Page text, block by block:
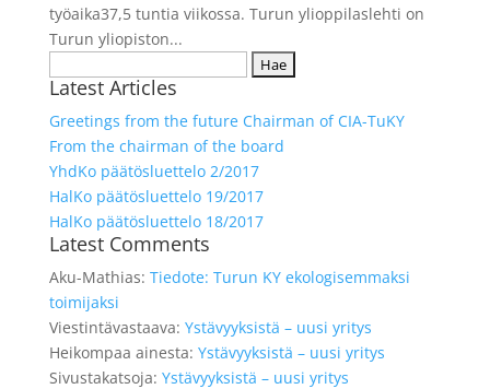
työaika37,5 tuntia viikossa. Turun ylioppilaslehti on
Turun yliopiston...
Latest Articles
Greetings from the future Chairman of CIA-TuKY
From the chairman of the board
YhdKo päätösluettelo 2/2017
HalKo päätösluettelo 19/2017
HalKo päätösluettelo 18/2017
Latest Comments
Aku-Mathias: Tiedote: Turun KY ekologisemmaksi
toimijaksi
Viestintävastaava: Ystävyyksistä – uusi yritys
Heikompaa ainesta: Ystävyyksistä – uusi yritys
Sivustakatsoja: Ystävyyksistä – uusi yritys